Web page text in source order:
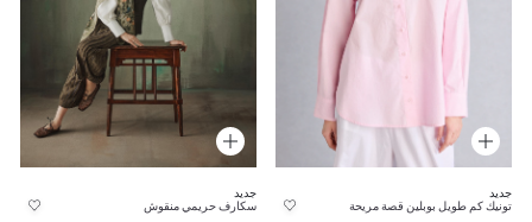
جديد
تونيك كم طويل بوبلين قصة مريحة
جديد
سكارف حريمي منقوش